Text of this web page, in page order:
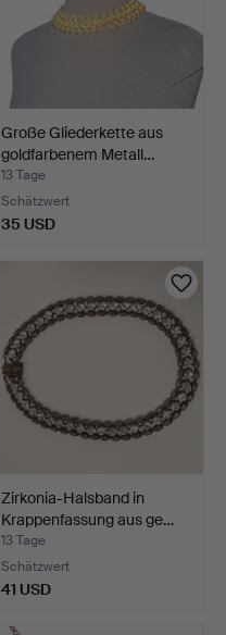
Große Gliederkette aus
goldfarbenem Metall…
13 Tage
Schätzwert
35 USD
Zirkonia-Halsband in
Krappenfassung aus ge…
13 Tage
Schätzwert
41 USD